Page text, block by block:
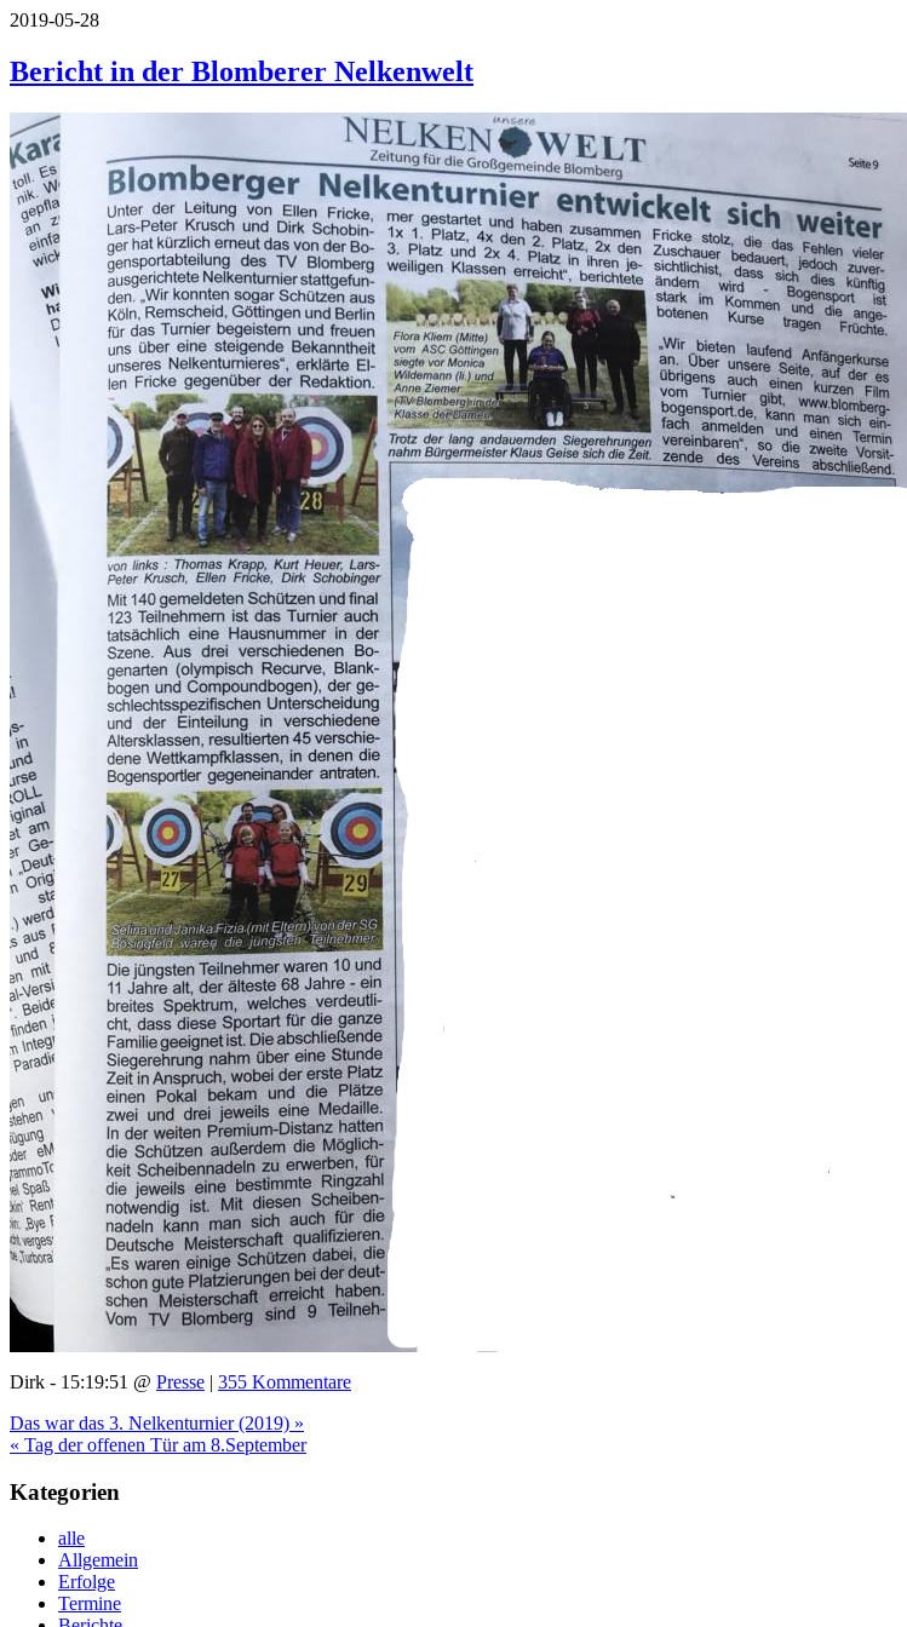
2019-05-28
Bericht in der Blomberer Nelkenwelt
Dirk - 15:19:51 @ Presse | 355 Kommentare
Das war das 3. Nelkenturnier (2019) »
« Tag der offenen Tür am 8.September
Kategorien
alle
Allgemein
Erfolge
Termine